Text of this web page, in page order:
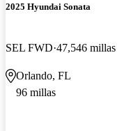
2025 Hyundai Sonata
SEL FWD 47,546 millas
Orlando, FL
96 millas